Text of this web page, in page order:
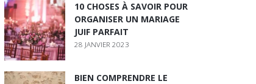
10 CHOSES À SAVOIR POUR
ORGANISER UN MARIAGE
JUIF PARFAIT
28 JANVIER 2023
BIEN COMPRENDRE LE